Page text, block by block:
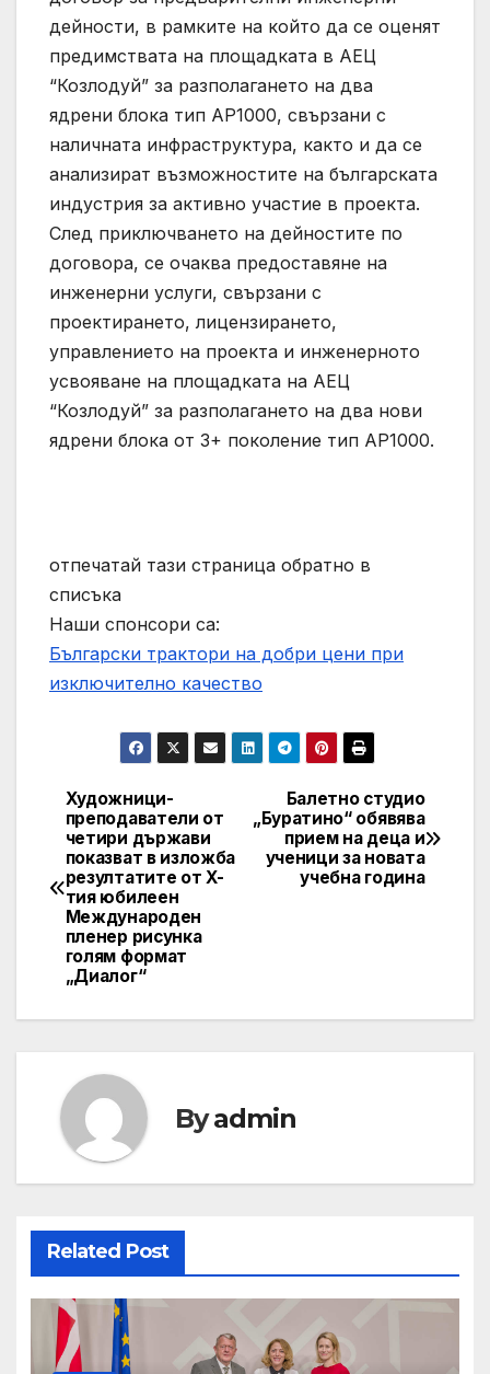
дейности, в рамките на който да се оценят
предимствата на площадката в АЕЦ
“Козлодуй” за разполагането на два
ядрени блока тип AP1000, свързани с
наличната инфраструктура, както и да се
анализират възможностите на българската
индустрия за активно участие в проекта.
След приключването на дейностите по
договора, се очаква предоставяне на
инженерни услуги, свързани с
проектирането, лицензирането,
управлението на проекта и инженерното
усвояване на площадката на АЕЦ
“Козлодуй” за разполагането на два нови
ядрени блока от 3+ поколение тип AP1000.
отпечатай тази страница обратно в
списъка
Наши спонсори са:
Български трактори на добри цени при
изключително качество
Post
navigation
Балетно студио
„Буратино“ обявява
прием на деца и
ученици за новата
учебна година
Художници-
преподаватели от
четири държави
показват в изложба
резултатите от X-
тия юбилеен
Международен
пленер рисунка
голям формат
„Диалог“
Byadmin
Related Post